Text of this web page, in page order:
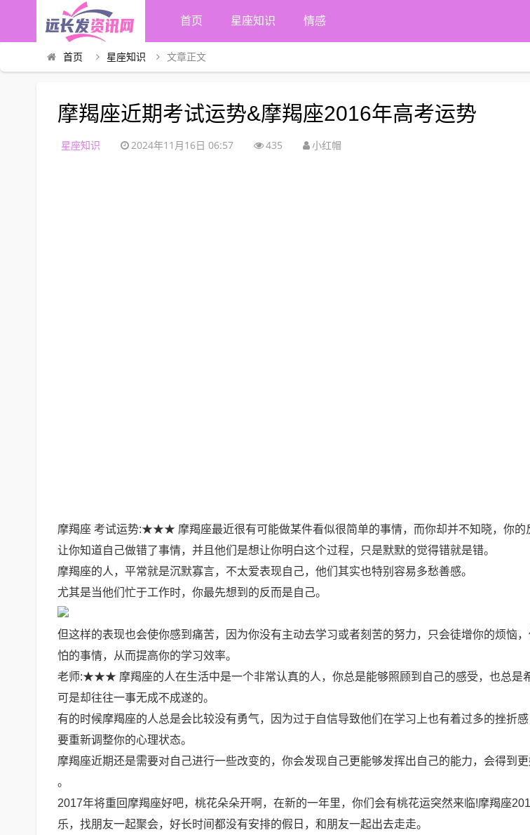
首页 星座知识 情感
首页 星座知识 文章正文
摩羯座近期考试运势&摩羯座2016年高考运势
星座知识 2024年11月16日 06:57 435 小红帽
摩羯座 考试运势:★★★ 摩羯座最近很有可能做某件看似很简单的事情，而你却并不知晓，你的
让你知道自己做错了事情，并且他们是想让你明白这个过程，只是默默的觉得错就是错。
摩羯座的人，平常就是沉默寡言，不太爱表现自己，他们其实也特别容易多愁善感。
尤其是当他们忙于工作时，你最先想到的反而是自己。
但这样的表现也会使你感到痛苦，因为你没有主动去学习或者刻苦的努力，只会徒增你的烦恼
怕的事情，从而提高你的学习效率。
老师:★★★ 摩羯座的人在生活中是一个非常认真的人，你总是能够照顾到自己的感受，也总是
可是却往往一事无成不成遂的。
有的时候摩羯座的人总是会比较没有勇气，因为过于自信导致他们在学习上也有着过多的挫折
要重新调整你的心理状态。
摩羯座近期还是需要对自己进行一些改变的，你会发现自己更能够发挥出自己的能力，会得到更
。
2017年将重回摩羯座好吧，桃花朵朵开啊，在新的一年里，你们会有桃花运突然来临!摩羯座
乐，找朋友一起聚会，好长时间都没有安排的假日，和朋友一起出去走走。